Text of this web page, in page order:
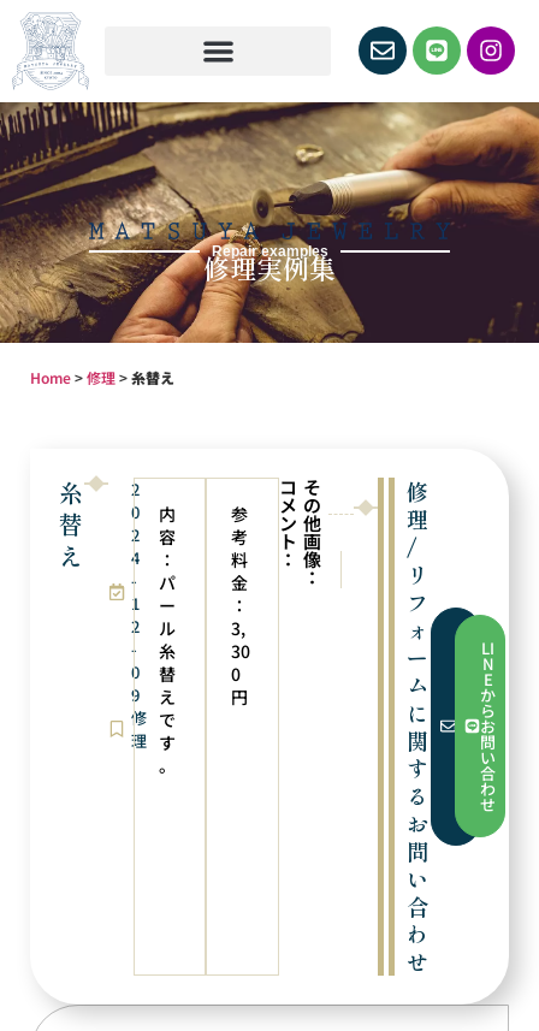
Repair examples
修理実例集
Home>修理>糸替え
糸
替
え
2
0
2
4
-
1
2
-
0
9
修
理
内
容
：
パ
ー
ル
糸
替
え
で
す
。
参
考
料
金
：
3,
30
0
円
コ
メ
ン
ト
：
そ
の
他
画
像
： サイズ直し
修
理
/
リ
フ
ォ
ー
ム
に
関
す
る
お
問
い
合
わ
せ
フ
ら
お
せ
LI
N
E
か
ら
お
問
い
合
わ
せ